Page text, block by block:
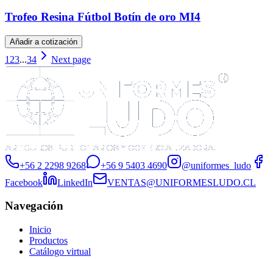
Trofeo Resina Fútbol Botín de oro MI4
Añadir a cotización
1 23...34 Next page
+56 2 2298 9268 +56 9 5403 4690
@uniformes_ludo
Facebook
LinkedIn VENTAS@UNIFORMESLUDO.CL
Navegación
Inicio
Productos
Catálogo virtual